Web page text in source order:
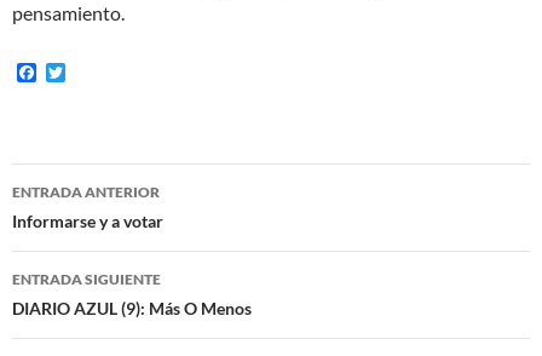
pensamiento.
F
o
o
e
r
Navegación
de
entradas
ENTRADA ANTERIOR
Informarse y a votar
ENTRADA SIGUIENTE
DIARIO AZUL (9): Más O Menos